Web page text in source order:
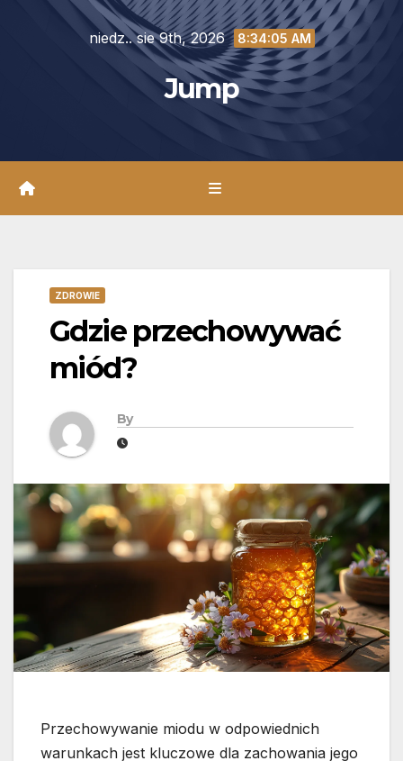
niedz.. sie 9th, 2026 8:34:06 AM
Jump
ZDROWIE
Gdzie przechowywać
miód?
By
Przechowywanie miodu w odpowiednich
warunkach jest kluczowe dla zachowania jego